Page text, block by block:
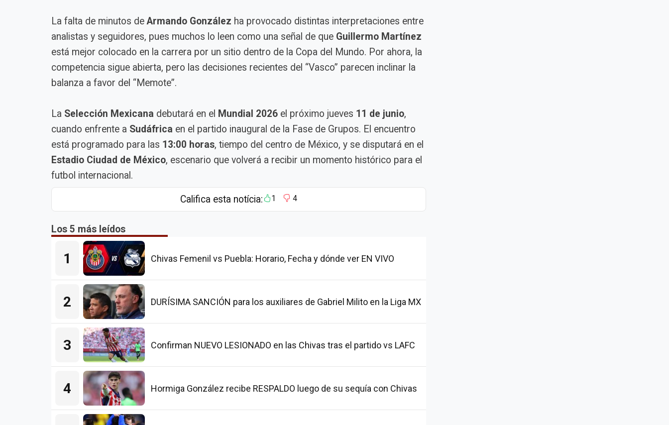
La falta de minutos deArmando González ha provocado distintas interpretaciones entre
analistas y seguidores, pues muchos lo leen como una señal de que Guillermo Martínez
está mejor colocado en la carrera por un sitio dentro de la Copa del Mundo. Por ahora, la
competencia sigue abierta, pero las decisiones recientes del “Vasco” parecen inclinar la
balanza a favor del “Memote”.
La Selección Mexicana debutará en el Mundial 2026 el próximo jueves 11 de junio,
cuando enfrente a Sudáfrica en el partido inaugural de la Fase de Grupos. El encuentro
está programado para las 13:00 horas, tiempo del centro de México, y se disputará en el
Estadio Ciudad de México, escenario que volverá a recibir un momento histórico para el
futbol internacional.
Califica esta notícia: 1 4
Los 5 más leídos
1 Chivas Femenil vs Puebla: Horario, Fecha y dónde ver EN VIVO
2 DURÍSIMA SANCIÓN para los auxiliares de Gabriel Milito en la Liga MX
3 Confirman NUEVO LESIONADO en las Chivas tras el partido vs LAFC
4 Hormiga González recibe RESPALDO luego de su sequía con Chivas